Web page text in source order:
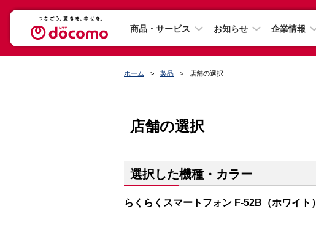
商品・サービス お知らせ 企業情報
ホーム 製品 店舗の選択
店舗の選択
選択した機種・カラー
らくらくスマートフォン F-52B（ホワイト）